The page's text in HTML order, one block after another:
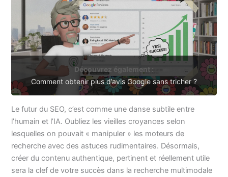
Découvrez également :
Comment obtenir plus d’avis Google sans tricher ?
Le futur du SEO, c’est comme une danse subtile entre
l’humain et l’IA. Oubliez les vieilles croyances selon
lesquelles on pouvait « manipuler » les moteurs de
recherche avec des astuces rudimentaires. Désormais,
créer du contenu authentique, pertinent et réellement utile
sera la clef de votre succès dans la recherche multimodale